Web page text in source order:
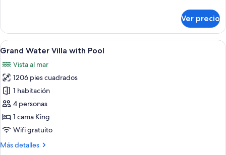
Water
Villa
Ver precio
Abrir
todas
las
fotos
de
Grand
Water
Villa
Pool
Una cabaña sobre el agua con
13
Grand Water Villa with Pool
Vista al mar
1206 pies cuadrados
1 habitación
4 personas
1 cama King
Wifi gratuito
Más detalles
Más